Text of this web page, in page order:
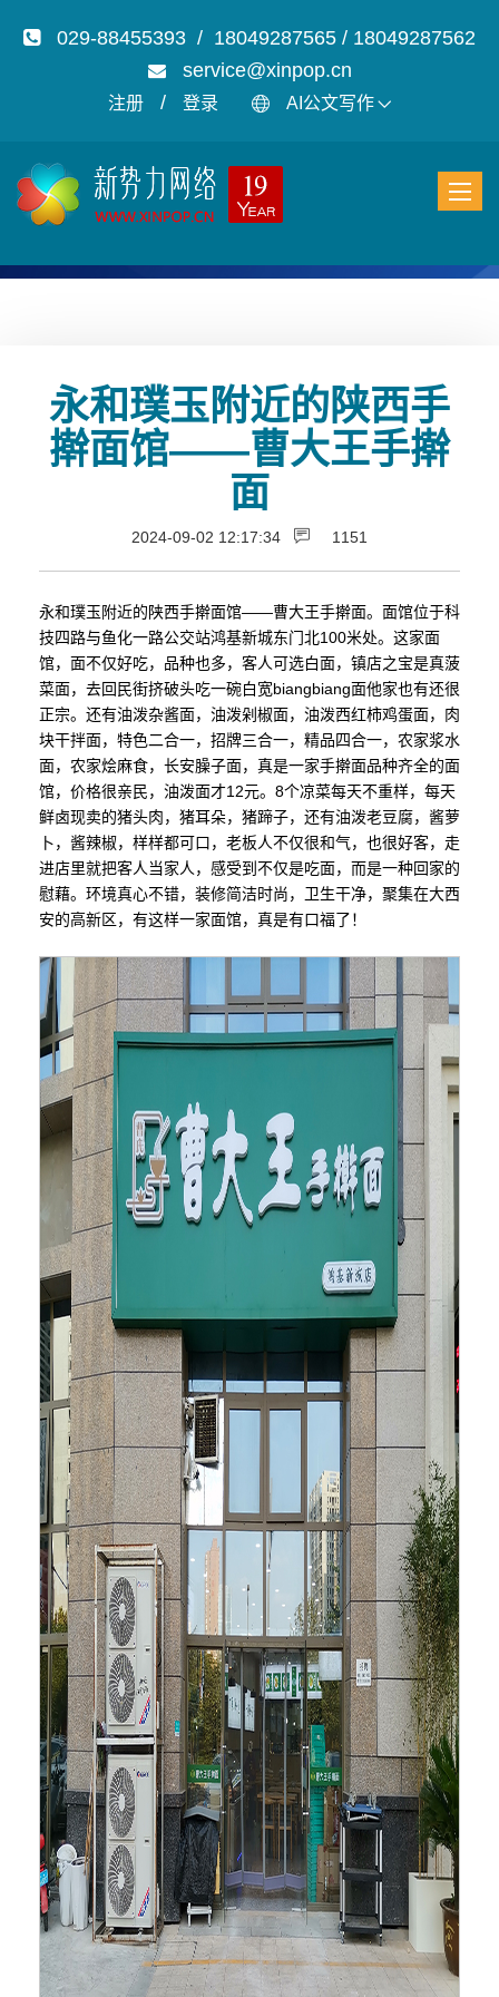
029-88455393 / 18049287565 / 18049287562
service@xinpop.cn
注册 / 登录 AI公文写作
永和璞玉附近的陕西手
擀面馆——曹大王手擀
面
2024-09-02 12:17:34 1151
永和璞玉附近的陕西手擀面馆——曹大王手擀面。面馆位于科
技四路与鱼化一路公交站鸿基新城东门北100米处。这家面
馆，面不仅好吃，品种也多，客人可选白面，镇店之宝是真菠
菜面，去回民街挤破头吃一碗白宽biangbiang面他家也有还很
正宗。还有油泼杂酱面，油泼剁椒面，油泼西红柿鸡蛋面，肉
块干拌面，特色二合一，招牌三合一，精品四合一，农家浆水
面，农家烩麻食，长安臊子面，真是一家手擀面品种齐全的面
馆，价格很亲民，油泼面才12元。8个凉菜每天不重样，每天
鲜卤现卖的猪头肉，猪耳朵，猪蹄子，还有油泼老豆腐，酱萝
卜，酱辣椒，样样都可口，老板人不仅很和气，也很好客，走
进店里就把客人当家人，感受到不仅是吃面，而是一种回家的
慰藉。环境真心不错，装修简洁时尚，卫生干净，聚集在大西
安的高新区，有这样一家面馆，真是有口福了！